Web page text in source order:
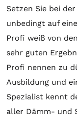
Setzen Sie bei
unbedingt auf
Profi weiß von
sehr guten
Profi nennen zu
Ausbildung und
Spezialist kennt
aller Dämm- und